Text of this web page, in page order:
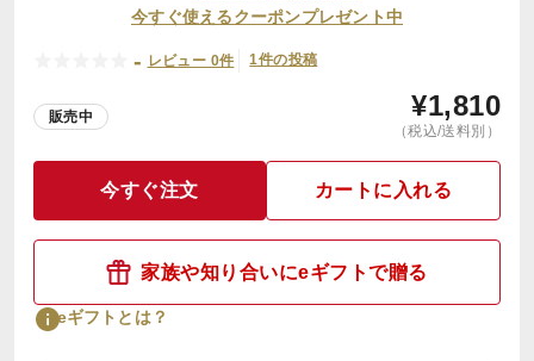
今すぐ使えるクーポンプレゼント中
- レビュー 0件 1件の投稿
販売中 ¥1,810
（税込/送料別）
今すぐ注文 カートに入れる
家族や知り合いにeギフトで贈る
eギフトとは？